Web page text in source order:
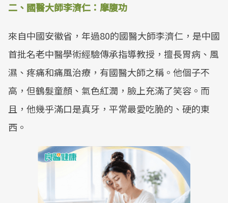
二、國醫大師李濟仁：摩腹功
來自中國安徽省，年過80的國醫大師李濟仁，是中國
首批名老中醫學術經驗傳承指導教授，擅長胃病、風
濕、疼痛和痛風治療，有國醫大師之稱。他個子不
高，但鶴髮童顏、氣色紅潤，臉上充滿了笑容。而
且，他幾乎滿口是真牙，平常最愛吃脆的、硬的東
西。